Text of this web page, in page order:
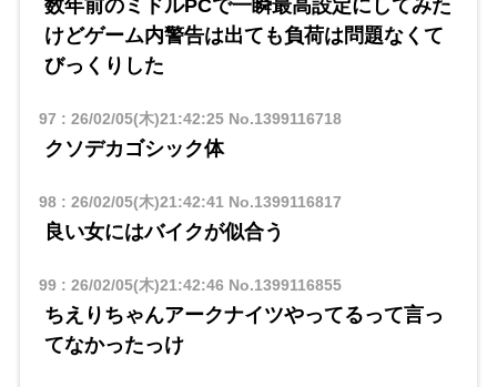
数年前のミドルPCで一瞬最高設定にしてみた
けどゲーム内警告は出ても負荷は問題なくて
びっくりした
97 : 26/02/05(木)21:42:25No.1399116718
クソデカゴシック体
98: 26/02/05(木)21:42:41 No.1399116817
良い女にはバイクが似合う
99: 26/02/05(木)21:42:46 No.1399116855
ちえりちゃんアークナイツやってるって言っ
てなかったっけ